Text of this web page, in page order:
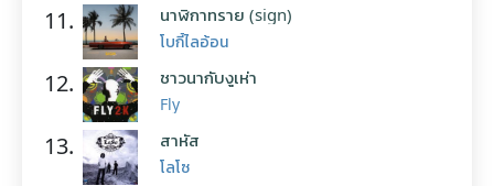
11. นาฬิกาทราย (sign)
โบกี้ไลอ้อน
12. ชาวนากับงูเห่า
Fly
13. สาหัส
โลโซ